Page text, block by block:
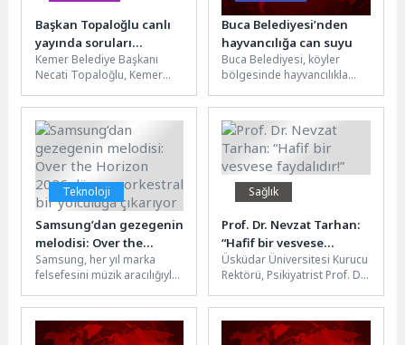
Başkan Topaloğlu canlı
yayında soruları
yanıtladı
Kemer Belediye Başkanı
Necati Topaloğlu, Kemer
konuğu olarak Gazeteci
Murat Gündüz’ün...
Buca Belediyesi’nden
hayvancılığa can suyu
Buca Belediyesi, köyler
bölgesinde hayvancılıkla
saman balyası dağıttı.
Belediye Başkan Vekili
Hüseyin...
Teknoloji
Samsung’dan gezegenin
melodisi: Over the
Horizon 2026 dünyayı
orkestral bir yolculuğa
çıkarıyor
Samsung, her yıl marka
felsefesini müzik aracılığıyla
Horizon" temasını yeni...
Sağlık
Prof. Dr. Nevzat Tarhan:
“Hafif bir vesvese
faydalıdır!”
Üsküdar Üniversitesi Kurucu
Rektörü, Psikiyatrist Prof. Dr.
takıntı konusunu
değerlendirdi.Vesvese
yalnızca düşünce...